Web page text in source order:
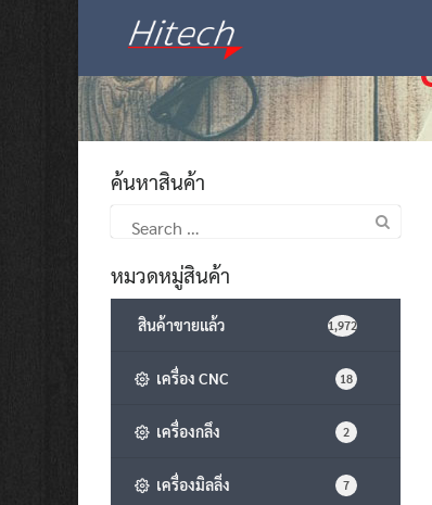
ค้นหาสินค้า
for:
หมวดหมู่สินค้า
สินค้าขายแล้ว 1,972
เครื่อง CNC 18
เครื่องกลึง 2
เครื่องมิลลิ่ง 7